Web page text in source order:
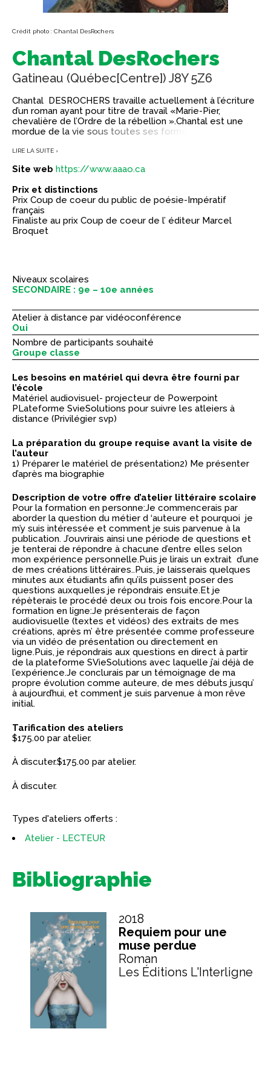
Crédit photo : Chantal DesRochers
Chantal DesRochers
Gatineau (Québec[Centre]) J8Y 5Z6
Chantal DESROCHERS travaille actuellement à l’écriture
d’un roman ayant pour titre de travail «Marie-Pier,
chevalière de l’Ordre de la rébellion ».Chantal est une
mordue de la vie sous toutes ses formes, une
intensément et à fond. Et l’univers seul sait que la
naissance a joué un rôle majeur en en lui faisant vivre de
monde intérieur de tableaux colorés peints un peu à la
Chagall, qui, par hasard ou pas, est né le même jour
qu’elle, à un siècle près. Tout comme la peintre
mexicaine qu’elle idolâtrise le plus, Frida Kahlo, née elle
un 6 juillet. Dates prédestinées? Elle travaille
dans des émotions situées entre enchantement et
désillusion, sur le point d’ être maître en éducation avec
concentration en formation à distance après un
histoire de l’art. Son dernier roman, «Requiem pour une
muse perdue » univers mi-poétique, mi-surréaliste, aux
confins de la mémoire et de l’imaginaire, vient d’être
publié aux Éditions l’ Interligne le 7 mars 2018.
Elle a exposé à deux reprises à la Galerie Montcalm,
pour son plus grand bonheur, et dans le cadre de
plusieurs autres expositions individuelles et collectives.
Elle a aussi été invitée au Festival International de
poésie de Trois Rivières après la parution de son premier
recueil: «Des oiseaux comme chaos» et au Marché de la
poésie de Montréal.
LIRE LA SUITE ›
Site web https://www.aaao.ca
Prix et distinctions
Prix Coup de coeur du public de poésie-Impératif
français
Finaliste au prix Coup de coeur de l’ éditeur Marcel
Broquet
Niveaux scolaires
SECONDAIRE : 9e – 10e années
Atelier à distance par vidéoconférence
Oui
Nombre de participants souhaité
Groupe classe
Les besoins en matériel qui devra être fourni par
l’école
Matériel audiovisuel- projecteur de Powerpoint
PLateforme SvieSolutions pour suivre les atleiers à
distance (Privilégier svp)
La préparation du groupe requise avant la visite de
l’auteur
1) Préparer le matériel de présentation2) Me présenter
d’après ma biographie
Description de votre offre d’atelier littéraire scolaire
Pour la formation en personne:Je commencerais par
aborder la question du métier d ‘auteure et pourquoi je
m’y suis intéressée et comment je suis parvenue à la
publication. J’ouvrirais ainsi une période de questions et
je tenterai de répondre à chacune d’entre elles selon
mon expérience personnelle.Puis je lirais un extrait d’une
de mes créations littéraires..Puis, je laisserais quelques
minutes aux étudiants afin qu’ils puissent poser des
questions auxquelles je répondrais ensuite.Et je
répèterais le procédé deux ou trois fois encore.Pour la
formation en ligne:Je présenterais de façon
audiovisuelle (textes et vidéos) des extraits de mes
créations, après m’ être présentée comme professeure
via un vidéo de présentation ou directement en
ligne.Puis, je répondrais aux questions en direct à partir
de la plateforme SVieSolutions avec laquelle j’ai déjà de
l’expérience.Je conclurais par un témoignage de ma
propre évolution comme auteure, de mes débuts jusqu’
à aujourd’hui, et comment je suis parvenue à mon rêve
initial.
Tarification des ateliers
$175.00 par atelier.
À discuter.$175.00 par atelier.
À discuter.
Types d'ateliers offerts :
Atelier - LECTEUR
Bibliographie
2018
Requiem pour une
muse perdue
Roman
Les Éditions L'Interligne